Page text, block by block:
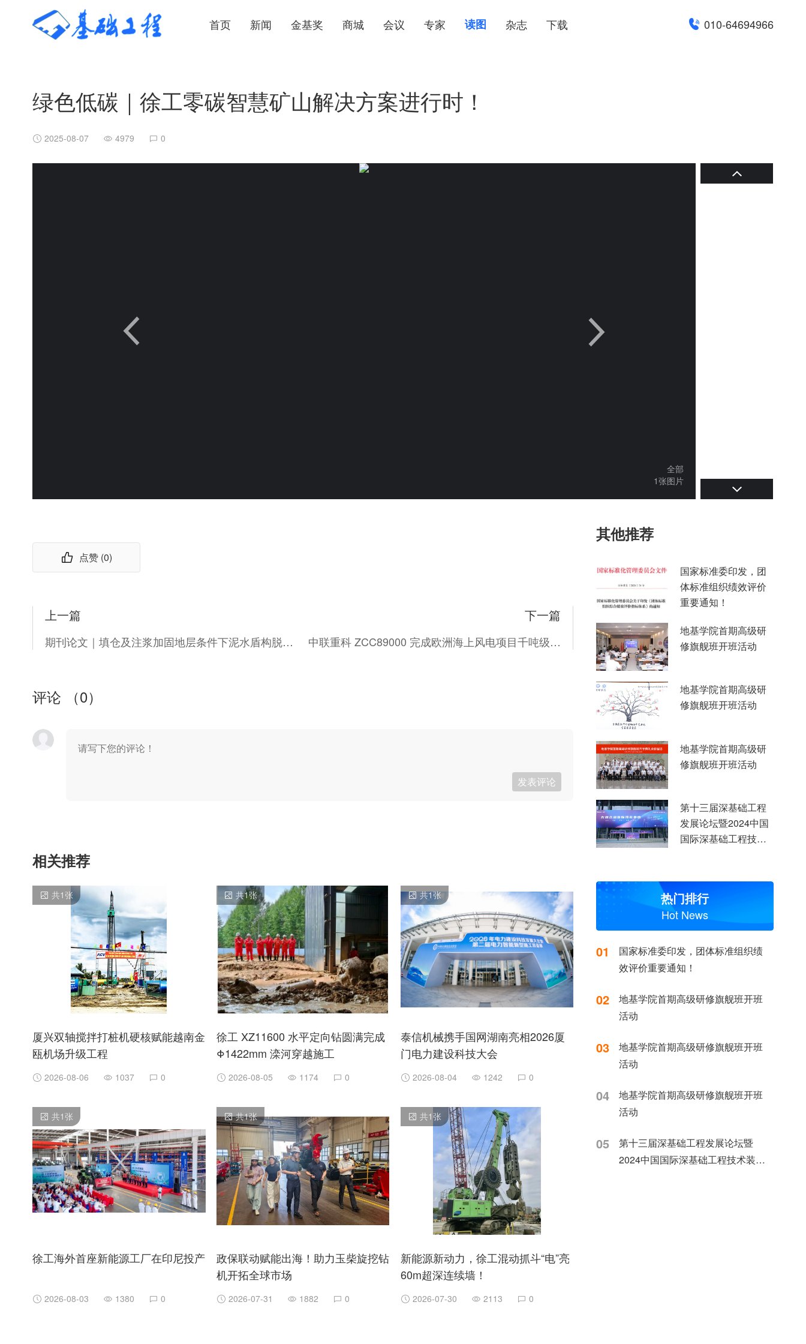
首页 新闻 金基奖 商城 会议 专家 读图 杂志 下载 010-64694966
绿色低碳｜徐工零碳智慧矿山解决方案进行时！
2025-08-07 4979 0
全部
1张图片
点赞 (0)
上一篇
期刊论文｜填仓及注浆加固地层条件下泥水盾构脱困技术研究
下一篇
中联重科 ZCC89000 完成欧洲海上风电项目千吨级导管架吊装
评论 （0）
发表评论
相关推荐
共1 张
厦兴双轴搅拌打桩机硬核赋能越南金
瓯机场升级工程
2026-08-06 1037 0
共1张
徐工 XZ11600 水平定向钻圆满完成
Φ1422mm 滦河穿越施工
2026-08-05 1174 0
共1张
泰信机械携手国网湖南亮相2026厦
门电力建设科技大会
2026-08-04 1242 0
共1 张
徐工海外首座新能源工厂在印尼投产
2026-08-03 1380 0
共1张
政保联动赋能出海！助力玉柴旋挖钻
机开拓全球市场
2026-07-31 1882 0
共1张
新能源新动力，徐工混动抓斗“电”亮
60m超深连续墙！
2026-07-30 2113 0
其他推荐
国家标准委印发，团
体标准组织绩效评价
重要通知！
地基学院首期高级研
修旗舰班开班活动
地基学院首期高级研
修旗舰班开班活动
地基学院首期高级研
修旗舰班开班活动
第十三届深基础工程
发展论坛暨2024中国
国际深基础工程技术
热门排行
Hot News
01
国家标准委印发，团体标准组织绩
效评价重要通知！
02
地基学院首期高级研修旗舰班开班
活动
03
地基学院首期高级研修旗舰班开班
活动
04
地基学院首期高级研修旗舰班开班
活动
05
第十三届深基础工程发展论坛暨
2024中国国际深基础工程技术装备